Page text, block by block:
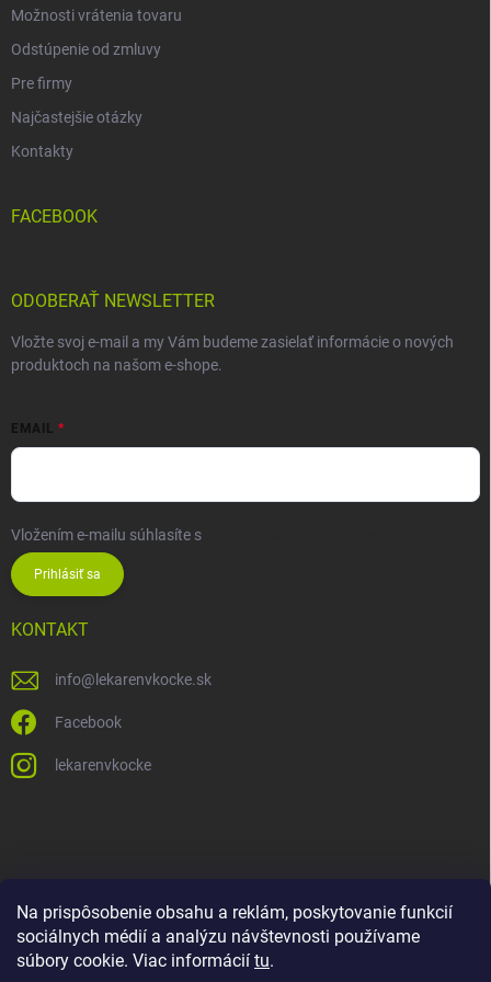
Na prispôsobenie obsahu a reklám, poskytovanie funkcií
sociálnych médií a analýzu návštevnosti používame
súbory cookie. Viac informácií tu.
Možnosti vrátenia tovaru
Odstúpenie od zmluvy
Pre firmy
Najčastejšie otázky
Kontakty
FACEBOOK
ODOBERAŤ NEWSLETTER
Vložte svoj e-mail a my Vám budeme zasielať informácie o nových
produktoch na našom e-shope.
EMAIL
Vložením e-mailu súhlasíte s
Prihlásiť sa
KONTAKT
info@ lekarenvkocke.sk
Facebook
lekarenvkocke